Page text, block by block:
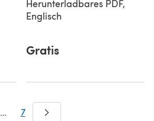
Herunterladbares PDF,
Englisch
Gratis
… 7